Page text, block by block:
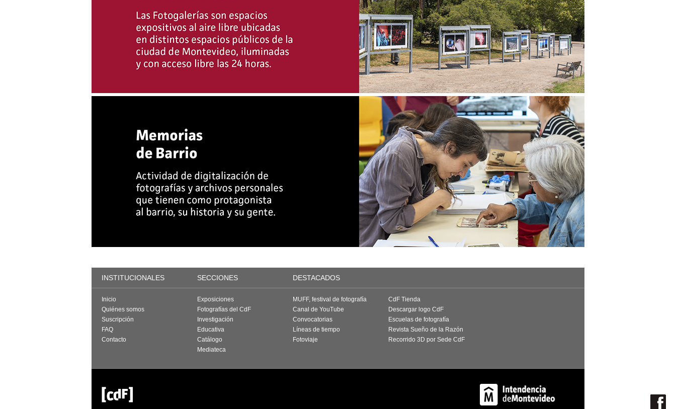
INSTITUCIONALES SECCIONES DESTACADOS
Inicio
Quiénes somos
Suscripción
FAQ
Contacto
Exposiciones
Fotografías del CdF
Investigación
Educativa
Catálogo
Mediateca
MUFF, festival de fotografía
Canal de YouTube
Convocatorias
Líneas de tiempo
Fotoviaje
CdF Tienda
Descargar logo CdF
Escuelas de fotografía
Revista Sueño de la Razón
Recorrido 3D por Sede CdF